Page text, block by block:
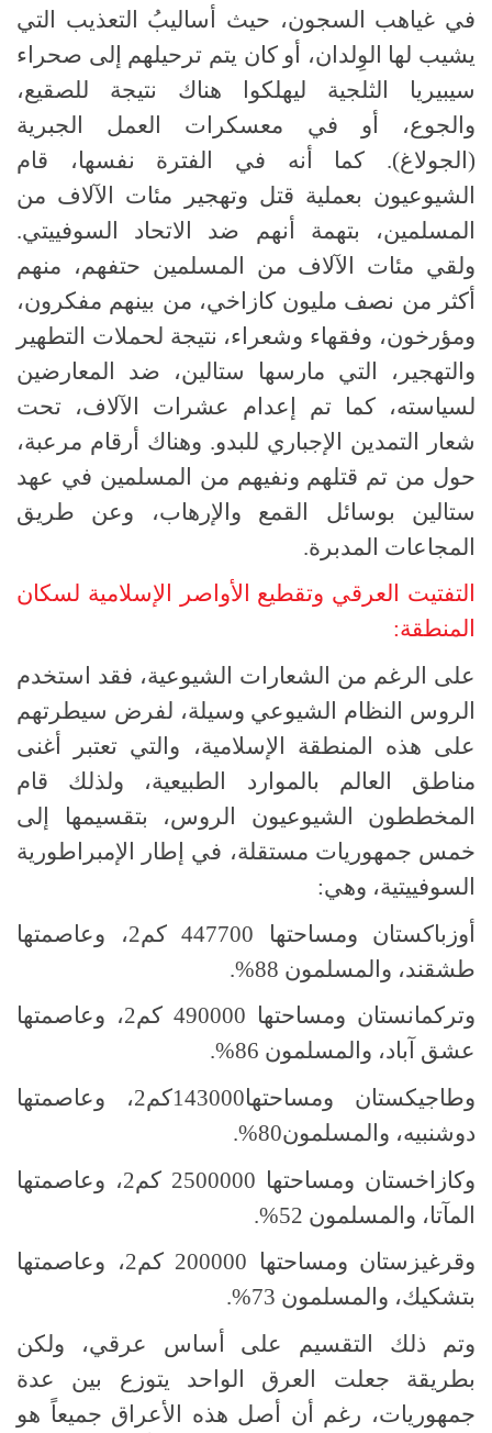
في غياهب السجون، حيث أساليبُ التعذيب التي
يشيب لها الوِلدان، أو كان يتم ترحيلهم إلى صحراء
سيبيريا الثلجية ليهلكوا هناك نتيجة للصقيع،
والجوع، أو في معسكرات العمل الجبرية
(الجولاغ). كما أنه في الفترة نفسها، قام
الشيوعيون بعملية قتل وتهجير مئات الآلاف من
المسلمين، بتهمة أنهم ضد الاتحاد السوفييتي.
ولقي مئات الآلاف من المسلمين حتفهم، منهم
أكثر من نصف مليون كازاخي، من بينهم مفكرون،
ومؤرخون، وفقهاء وشعراء، نتيجة لحملات التطهير
والتهجير، التي مارسها ستالين، ضد المعارضين
لسياسته، كما تم إعدام عشرات الآلاف، تحت
شعار التمدين الإجباري للبدو. وهناك أرقام مرعبة،
حول من تم قتلهم ونفيهم من المسلمين في عهد
ستالين بوسائل القمع والإرهاب، وعن طريق
المجاعات المدبرة.
التفتيت العرقي وتقطيع الأواصر الإسلامية لسكان
المنطقة:
على الرغم من الشعارات الشيوعية، فقد استخدم
الروس النظام الشيوعي وسيلة، لفرض سيطرتهم
على هذه المنطقة الإسلامية، والتي تعتبر أغنى
مناطق العالم بالموارد الطبيعية، ولذلك قام
المخططون الشيوعيون الروس، بتقسيمها إلى
خمس جمهوريات مستقلة، في إطار الإمبراطورية
السوفييتية، وهي:
أوزباكستان ومساحتها 447700 كم2، وعاصمتها
طشقند، والمسلمون 88%.
وتركمانستان ومساحتها 490000 كم2، وعاصمتها
عشق آباد، والمسلمون 86%.
وطاجيكستان ومساحتها143000كم2، وعاصمتها
دوشنبيه، والمسلمون80%.
وكازاخستان ومساحتها 2500000 كم2، وعاصمتها
المآتا، والمسلمون 52%.
وقرغيزستان ومساحتها 200000 كم2، وعاصمتها
بتشكيك، والمسلمون 73%.
وتم ذلك التقسيم على أساس عرقي، ولكن
بطريقة جعلت العرق الواحد يتوزع بين عدة
جمهوريات، رغم أن أصل هذه الأعراق جميعاً هو